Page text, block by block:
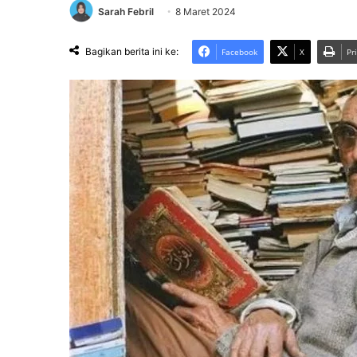
Sarah Febril 8 Maret 2024
Bagikan berita ini ke: Facebook X